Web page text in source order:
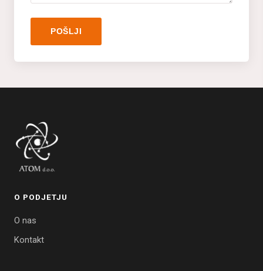
POŠLJI
O PODJETJU
O nas
Kontakt